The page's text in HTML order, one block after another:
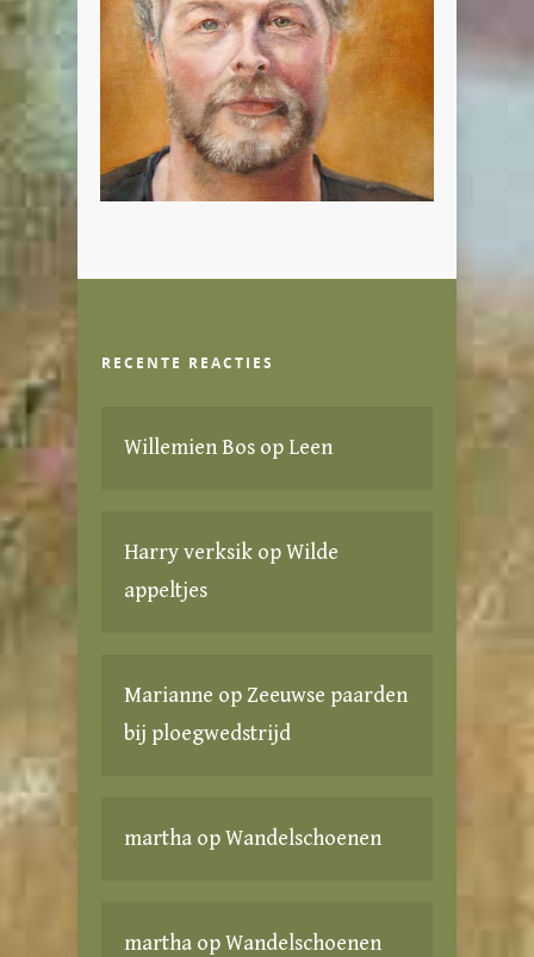
RECENTE REACTIES
Willemien Bos opLeen
Harry verksik opWilde
appeltjes
Marianne opZeeuwse paarden
bij ploegwedstrijd
martha opWandelschoenen
martha opWandelschoenen